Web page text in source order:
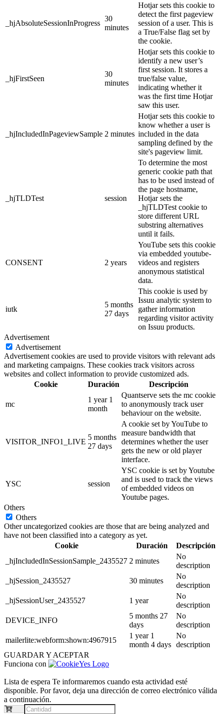
_hjAbsoluteSessionInProgress
30
minutes
Hotjar sets this cookie to
detect the first pageview
session of a user. This is
a True/False flag set by
the cookie.
_hjFirstSeen
30
minutes
Hotjar sets this cookie to
identify a new user’s
first session. It stores a
true/false value,
indicating whether it
was the first time Hotjar
saw this user.
_hjIncludedInPageviewSample 2 minutes
Hotjar sets this cookie to
know whether a user is
included in the data
sampling defined by the
site's pageview limit.
_hjTLDTest session
To determine the most
generic cookie path that
has to be used instead of
the page hostname,
Hotjar sets the
_hjTLDTest cookie to
store different URL
substring alternatives
until it fails.
CONSENT 2 years
YouTube sets this cookie
via embedded youtube-
videos and registers
anonymous statistical
data.
iutk
5 months
27 days
This cookie is used by
Issuu analytic system to
gather information
regarding visitor activity
on Issuu products.
Advertisement
Advertisement
Advertisement cookies are used to provide visitors with relevant ads
and marketing campaigns. These cookies track visitors across
websites and collect information to provide customized ads.
Cookie
Duración Descripción
mc
1 year 1
month
Quantserve sets the mc cookie
to anonymously track user
behaviour on the website.
VISITOR_INFO1_LIVE
5 months
27 days
A cookie set by YouTube to
measure bandwidth that
determines whether the user
gets the new or old player
interface.
YSC session
YSC cookie is set by Youtube
and is used to track the views
of embedded videos on
Youtube pages.
Others
Others
Other uncategorized cookies are those that are being analyzed and
have not been classified into a category as yet.
Cookie
Duración
Descripción
_hjIncludedInSessionSample_2435527 2 minutes
No
description
_hjSession_2435527
30 minutes
No
description
_hjSessionUser_2435527
1 year
No
description
DEVICE_INFO
5 months 27
days
No
description
mailerlite:webform:shown:4967915
1 year 1
month 4 days
No
description
GUARDAR Y ACEPTAR
Funciona con
Lista de espera Te informaremos cuando esta actividad esté
disponible. Por favor, deja una dirección de correo electrónico válida
a continuación.